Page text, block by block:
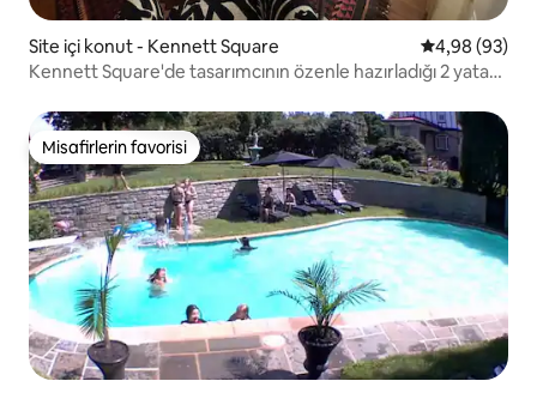
Site içi konut - Kennett Square 5 üzerinden
4,98 (93)
Kennett Square'de tasarımcının özenle hazırladığı 2 yatak
Misafirlerin favorisi
Misafirlerin favorisi